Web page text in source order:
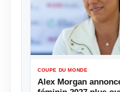
COUPE DU MONDE
Alex Morgan